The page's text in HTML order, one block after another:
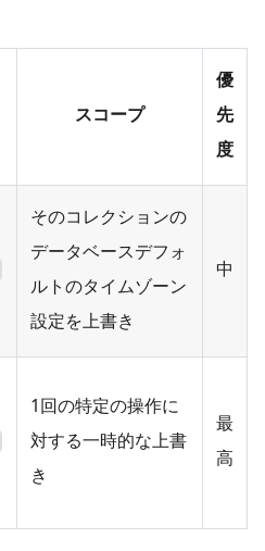
スコープ
優
先
度
そのコレクションの
データベースデフォ
ルトのタイムゾーン
設定を上書き
中
1回の特定の操作に
対する一時的な上書
き
最
高